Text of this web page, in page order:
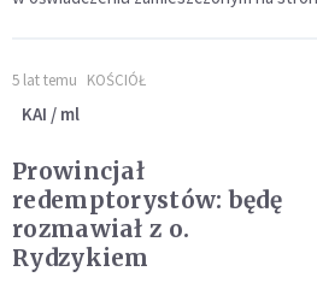
5 lat temu KOŚCIÓŁ
KAI / ml
Prowincjał
redemptorystów: będę
rozmawiał z o.
Rydzykiem